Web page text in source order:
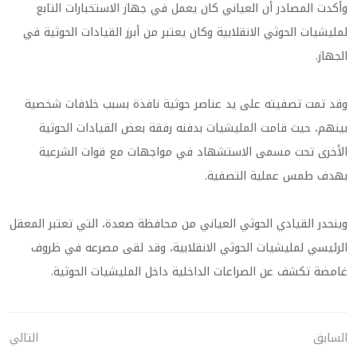
وأكدت المصادر أن العياني كان يعمل في جهاز الاستخبارات التابع
لمليشيات الحوثي الانقلابية وكان يعتبر من أبرز القيادات الحوثية في
الجهاز.
وقد تمت تصفيته على يد عناصر حوثية نافذة بسبب خلافات شخصية
بينهم، حيث قامت المليشيات بدفنه رفقة بعض القيادات الحوثية
الأخرى تحت مسمى الاستشهاد في مواجهات مع قوات الشرعية
بهدف طمس عملية التصفية.
وينحدر القيادي الحوثي العياني من محافظة صعدة، التي تعتبر المعقل
الرئيسي لمليشيات الحوثي الانقلابية، وقد لقى مصرعه في ظروف
غامضة تكشف عن الصراعات الداخلية داخل المليشيات الحوثية.
السابق
التالي